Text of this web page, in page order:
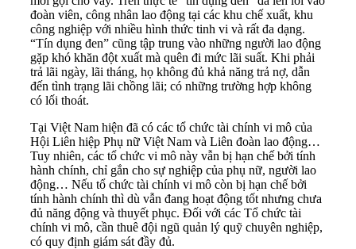
đoàn viên, công nhân lao động tại các khu chế xuất, khu
công nghiệp với nhiều hình thức tinh vi và rất đa dạng.
“Tín dụng đen” cũng tập trung vào những người lao động
gặp khó khăn đột xuất mà quên đi mức lãi suất. Khi phải
trả lãi ngày, lãi tháng, họ không đủ khả năng trả nợ, dẫn
đến tình trạng lãi chồng lãi; có những trường hợp không
có lối thoát.
Tại Việt Nam hiện đã có các tổ chức tài chính vi mô của
Hội Liên hiệp Phụ nữ Việt Nam và Liên đoàn lao động…
Tuy nhiên, các tổ chức vi mô này vẫn bị hạn chế bởi tính
hành chính, chỉ gắn cho sự nghiệp của phụ nữ, người lao
động… Nếu tổ chức tài chính vi mô còn bị hạn chế bởi
tính hành chính thì dù vẫn đang hoạt động tốt nhưng chưa
đủ năng động và thuyết phục. Đối với các Tổ chức tài
chính vi mô, cần thuê đội ngũ quản lý quỹ chuyên nghiệp,
có quy định giám sát đầy đủ.